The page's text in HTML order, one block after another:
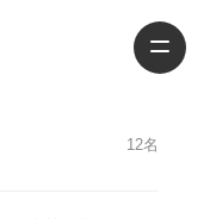
12名